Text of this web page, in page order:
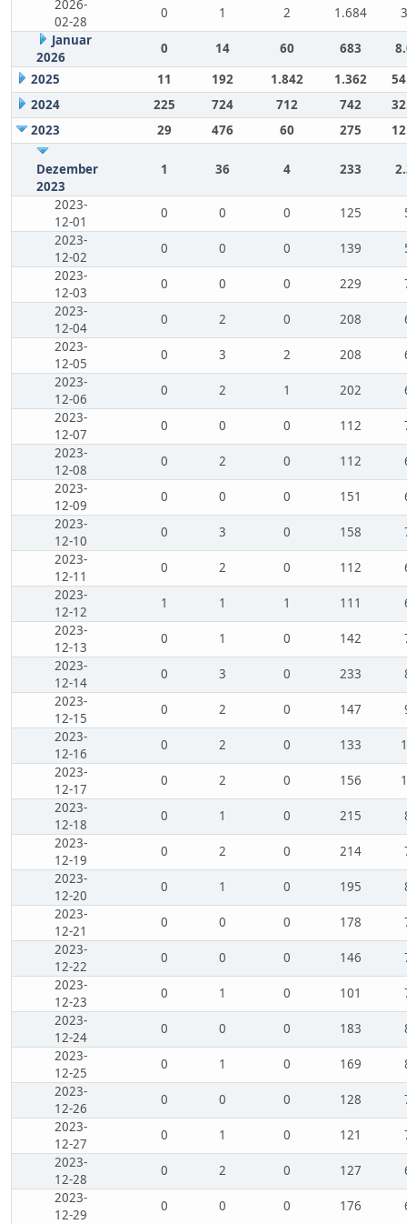
2026-
02-28
0 1 2 1.684
Januar
2026
0 14 60 683
2025
11 192 1.842 1.362
2024
225 724 712 742
2023
29 476 60 275
Dezember
2023
1 36 4 233
2023-
12-01
0 0 0 125
2023-
12-02
0 0 0 139
2023-
12-03
0 0 0 229
2023-
12-04
0 2 0 208
2023-
12-05
0 3 2 208
2023-
12-06
0 2 1 202
2023-
12-07
0 0 0 112
2023-
12-08
0 2 0 112
2023-
12-09
0 0 0 151
2023-
12-10
0 3 0 158
2023-
12-11
0 2 0 112
2023-
12-12
1 1 1 111
2023-
12-13
0 1 0 142
2023-
12-14
0 3 0 233
2023-
12-15
0 2 0 147
2023-
12-16
0 2 0 133
2023-
12-17
0 2 0 156
2023-
12-18
0 1 0 215
2023-
12-19
0 2 0 214
2023-
12-20
0 1 0 195
2023-
12-21
0 0 0 178
2023-
12-22
0 0 0 146
2023-
12-23
0 1 0 101
2023-
12-24
0 0 0 183
2023-
12-25
0 1 0 169
2023-
12-26
0 0 0 128
2023-
12-27
0 1 0 121
2023-
12-28
0 2 0 127
2023-
12-29
0 0 0 176